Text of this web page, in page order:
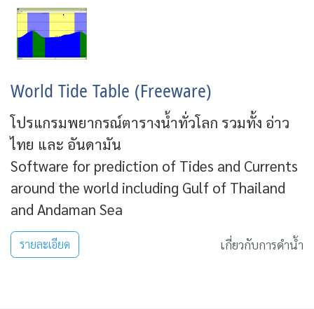
World Tide Table (Freeware)
โปรแกรมพยากรณ์ตารางน้ำทั่วโลก รวมทั้ง อ่าว
ไทย และ อันดามัน
Software for prediction of Tides and Currents
around the world including Gulf of Thailand
and Andaman Sea
รายละเอียด เกี่ยวกับการดำน้ำ